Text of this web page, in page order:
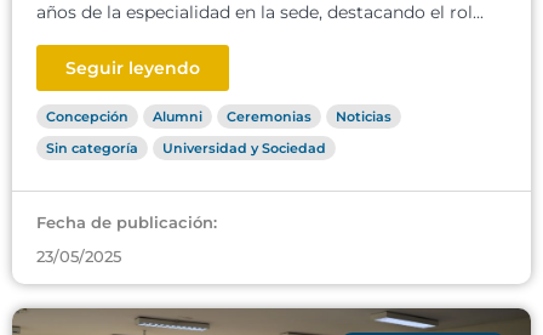
años de la especialidad en la sede, destacando el rol...
Seguir leyendo
Concepción Alumni Ceremonias
Noticias
Sin categoría
Universidad y Sociedad
Fecha de publicación:
23/05/2025